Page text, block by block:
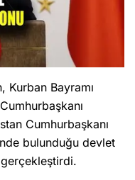
Kurban Bayramı
Cumhurbaşkanı
bulunduğu devlet